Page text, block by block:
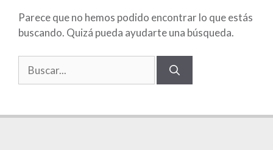
Parece que no hemos podido encontrar lo que estás
buscando. Quizá pueda ayudarte una búsqueda.